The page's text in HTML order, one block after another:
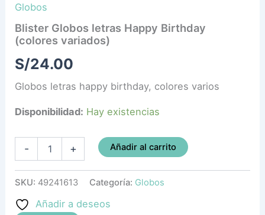
Globos
Blister Globos letras Happy Birthday
(colores variados)
S/24.00
Globos letras happy birthday, colores varios
Disponibilidad: Hay existencias
- + Añadir al carrito
SKU: 49241613 Categoría: Globos
Añadir a deseos